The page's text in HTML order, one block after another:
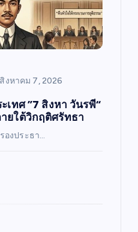
สิงหาคม 7, 2026
ทศ ”7 สิงหา วันรพี“
ยใต้วิกฤติศรัทธา
องประธา…